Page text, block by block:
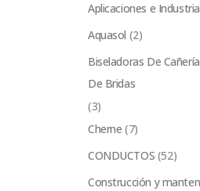
Aplicaciones e
Aquasol (2)
Biseladoras De
De Bridas
(3)
Cherne (7)
CONDUCTOS (52)
Construcción y